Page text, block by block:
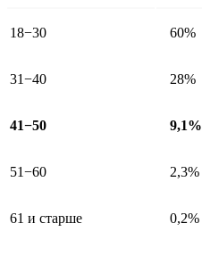
18−30 60%
31−40 28%
41−50 9,1%
51−60 2,3%
61 и старше 0,2%